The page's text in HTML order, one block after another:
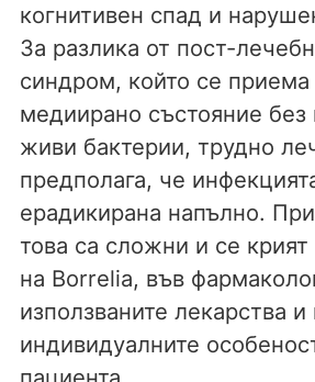
когнитивен спад и
За разлика от пост-
синдром, който се
медиирано състояние без
живи бактерии, трудно
предполага, че
ерадикирана напълно.
това са сложни и се крият
на Borrelia, във
използваните лекарства и
индивидуалните